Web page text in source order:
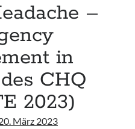
–
in
CHQ
2023)
März 2023